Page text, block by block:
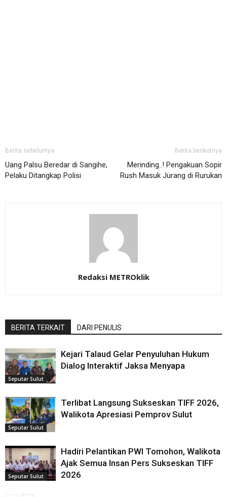
Berita sebelumya
Uang Palsu Beredar di Sangihe,
Pelaku Ditangkap Polisi
Berita berikutnya
Merinding..! Pengakuan Sopir
Rush Masuk Jurang di Rurukan
Redaksi METROklik
BERITA TERKAIT DARI PENULIS
Seputar Sulut
Kejari Talaud Gelar Penyuluhan Hukum
Dialog Interaktif Jaksa Menyapa
Seputar Sulut
Terlibat Langsung Sukseskan TIFF 2026,
Walikota Apresiasi Pemprov Sulut
Seputar Sulut
Hadiri Pelantikan PWI Tomohon, Walikota
Ajak Semua Insan Pers Sukseskan TIFF
2026